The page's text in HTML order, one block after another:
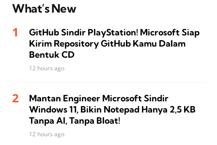
What’s New
GitHub Sindir PlayStation! Microsoft Siap
Kirim Repository GitHub Kamu Dalam
Bentuk CD
12 hours ago
Mantan Engineer Microsoft Sindir
Windows 11, Bikin Notepad Hanya 2,5 KB
Tanpa AI, Tanpa Bloat!
12 hours ago